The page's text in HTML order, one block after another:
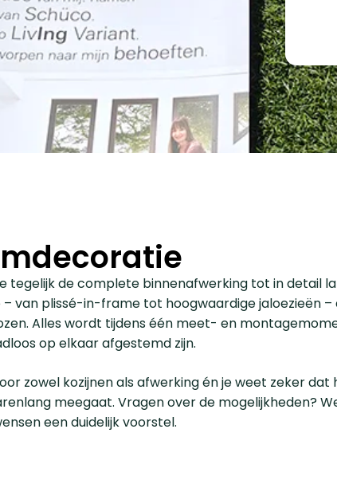
tegelijk de complete binnenafwerking tot in detail
van plissé-in-frame tot hoogwaardige jaloezieën –
Alles wordt tijdens één meet- en
op elkaar afgestemd zijn.
zowel kozijnen als afwerking én je weet zeker
meegaat. Vragen over de mogelijkheden?
een duidelijk voorstel.